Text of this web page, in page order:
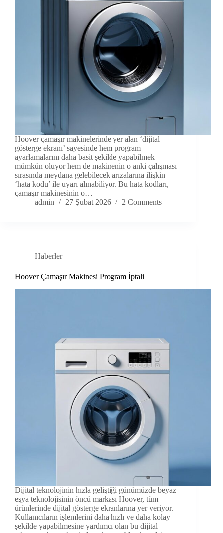
Hoover çamaşır makinelerinde yer alan ‘dijital
gösterge ekranı’ sayesinde hem program
ayarlamalarını daha basit şekilde yapabilmek
mümkün oluyor hem de makinenin o anki çalışması
sırasında meydana gelebilecek arızalarına ilişkin
‘hata kodu’ ile uyarı alınabiliyor. Bu hata kodları,
çamaşır makinesinin o…
admin
27 Şubat 2026 2 Comments
Haberler
Hoover Çamaşır Makinesi Program İptali
Dijital teknolojinin hızla geliştiği günümüzde beyaz
eşya teknolojisinin öncü markası Hoover, tüm
ürünlerinde dijital gösterge ekranlarına yer veriyor.
Kullanıcıların işlemlerini daha hızlı ve daha kolay
şekilde yapabilmesine yardımcı olan bu dijital